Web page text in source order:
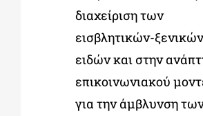
διαχείριση των
εισβλητικών-
ειδών και στην
επικοινωνιακού
για την άμβλυνση